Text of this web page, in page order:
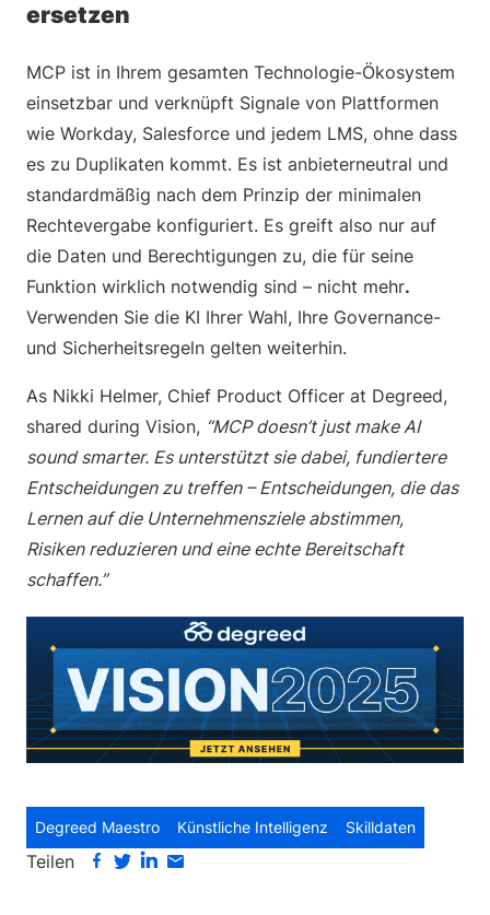
ersetzen
MCP ist in Ihrem gesamten Technologie-Ökosystem
einsetzbar und verknüpft Signale von Plattformen
wie Workday, Salesforce und jedem LMS, ohne dass
es zu Duplikaten kommt. Es ist anbieterneutral und
standardmäßig nach dem Prinzip der minimalen
Rechtevergabe konfiguriert. Es greift also nur auf
die Daten und Berechtigungen zu, die für seine
Funktion wirklich notwendig sind – nicht mehr.
Verwenden Sie die KI Ihrer Wahl, Ihre Governance-
und Sicherheitsregeln gelten weiterhin.
As Nikki Helmer, Chief Product Officer at Degreed,
shared during Vision, “MCP doesn’t just make AI
sound smarter. Es unterstützt sie dabei, fundiertere
Entscheidungen zu treffen – Entscheidungen, die das
Lernen auf die Unternehmensziele abstimmen,
Risiken reduzieren und eine echte Bereitschaft
schaffen.”
Degreed Maestro Künstliche Intelligenz Skilldaten
Teilen